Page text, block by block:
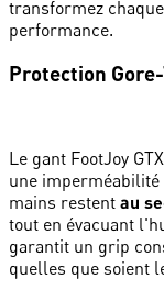
transformez
performance.
Protection
Le gant FootJoy
une
mains restent au
tout en évacuant
garantit un grip
quelles que soient